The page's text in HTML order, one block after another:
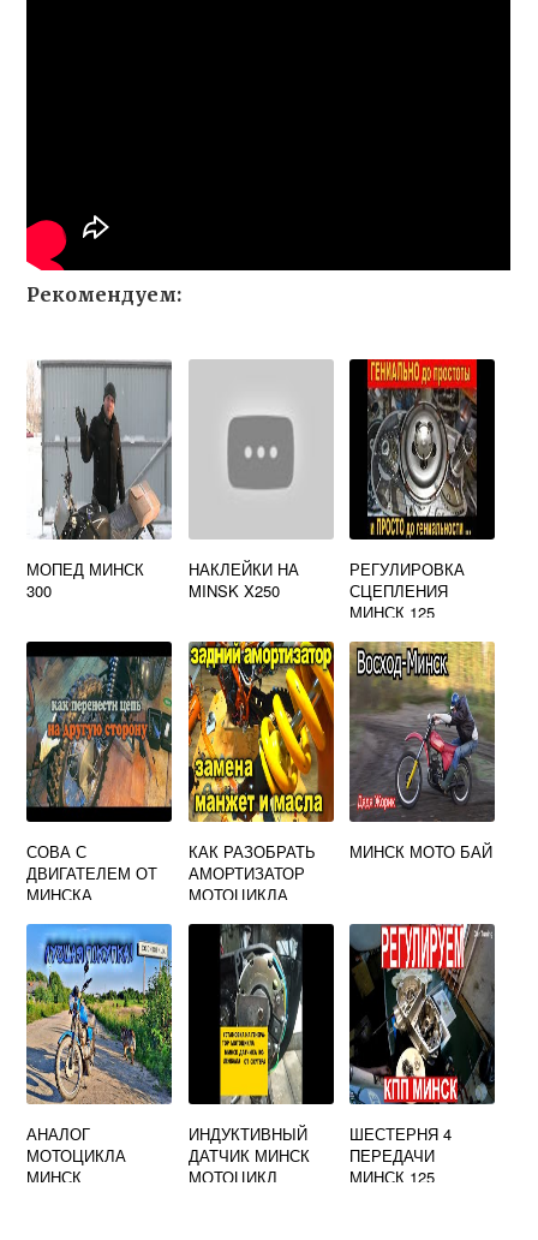
Рекомендуем:
МОПЕД МИНСК
300
НАКЛЕЙКИ НА
MINSK X250
РЕГУЛИРОВКА
СЦЕПЛЕНИЯ
МИНСК 125
СОВА С
ДВИГАТЕЛЕМ ОТ
МИНСКА
КАК РАЗОБРАТЬ
АМОРТИЗАТОР
МОТОЦИКЛА
МИНСК МОТО БАЙ
АНАЛОГ
МОТОЦИКЛА
МИНСК
ИНДУКТИВНЫЙ
ДАТЧИК МИНСК
МОТОЦИКЛ
ШЕСТЕРНЯ 4
ПЕРЕДАЧИ
МИНСК 125